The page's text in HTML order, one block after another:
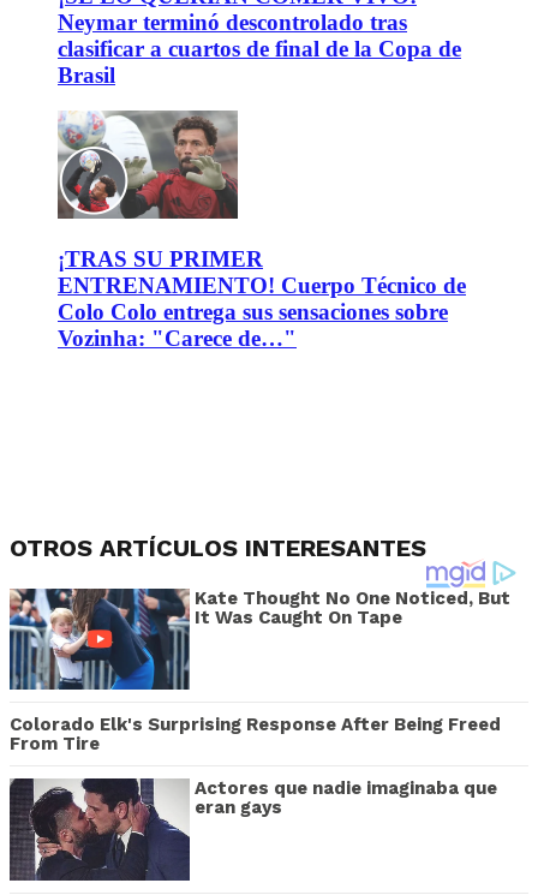
Neymar terminó descontrolado tras
clasificar a cuartos de final de la Copa de
Brasil
¡TRAS SU PRIMER
ENTRENAMIENTO! Cuerpo Técnico de
Colo Colo entrega sus sensaciones sobre
Vozinha: "Carece de…"
OTROS ARTÍCULOS INTERESANTES
Kate Thought No One Noticed, But
It Was Caught On Tape
Colorado Elk's Surprising Response After Being Freed
From Tire
Actores que nadie imaginaba que
eran gays